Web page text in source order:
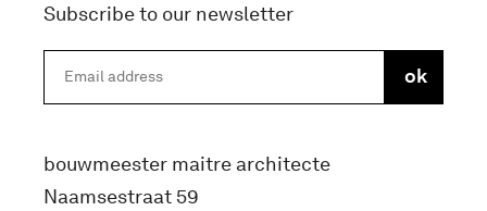
Subscribe to our newsletter
bouwmeester maitre architecte
Naamsestraat 59